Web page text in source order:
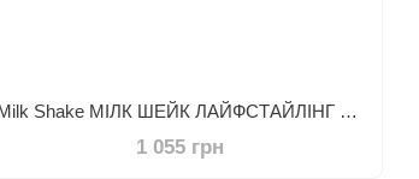
Milk Shake МІЛК ШЕЙК ЛАЙФСТАЙЛІНГ Пінка для об'єму сильної фіксації 200мл
1 055 грн